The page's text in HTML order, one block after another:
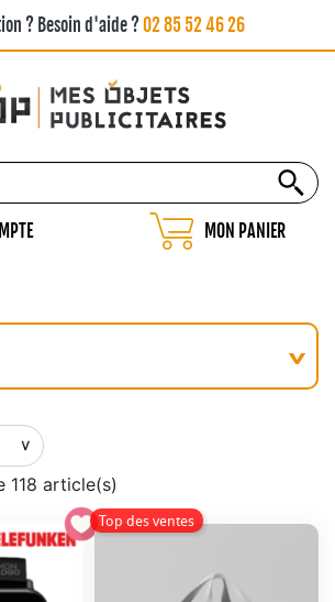
? Besoin d'aide ?02 85 52 46 26
MON PANIER
118 article(s)
Top des ventes